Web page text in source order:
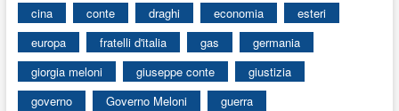
cina
conte draghi economia
esteri
europa
fratelli d'italia gas
germania
giorgia meloni
giuseppe conte
giustizia
governo
Governo Meloni
guerra